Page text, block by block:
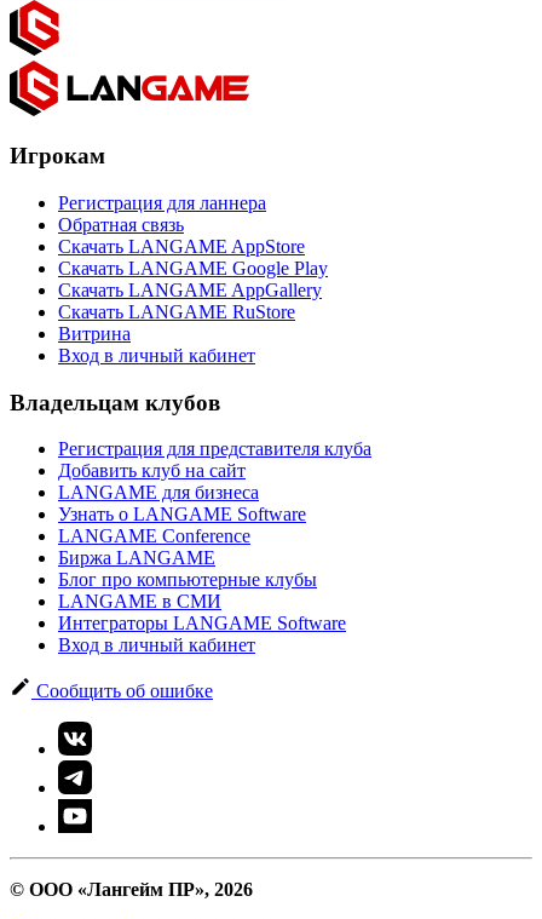
Игрокам
Регистрация для ланнера
Обратная связь
Скачать LANGAME AppStore
Скачать LANGAME Google Play
Скачать LANGAME AppGallery
Скачать LANGAME RuStore
Витрина
Вход в личный кабинет
Владельцам клубов
Регистрация для представителя клуба
Добавить клуб на сайт
LANGAME для бизнеса
Узнать о LANGAME Software
LANGAME Conference
Биржа LANGAME
Блог про компьютерные клубы
LANGAME в СМИ
Интеграторы LANGAME Software
Вход в личный кабинет
Сообщить об ошибке
© ООО «Лангейм ПР», 2026